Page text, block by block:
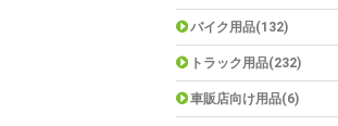
バイク用品(132)
トラック用品(232)
車販店向け用品(6)